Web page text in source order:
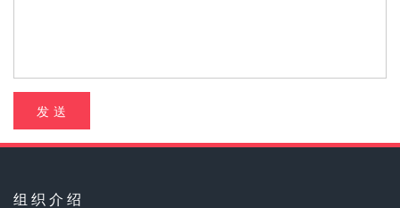
发 送
组 织 介 绍